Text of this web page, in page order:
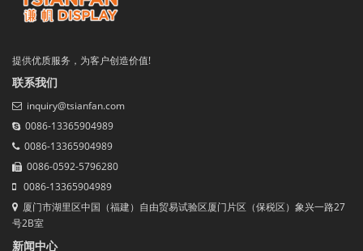
提供优质服务，为客户创造价值!
联系我们
inquiry@tsianfan.com
0086-13365904989
0086-13365904989
0086-0592-5796280
0086-13365904989
厦门市湖里区中国（福建）自由贸易试验区厦门片区（保税区）象兴一路27
号2B室
新闻中心